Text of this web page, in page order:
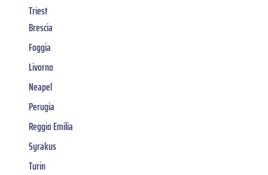
Triest
Brescia
Foggia
Livorno
Neapel
Perugia
Reggio Emilia
Syrakus
Turin